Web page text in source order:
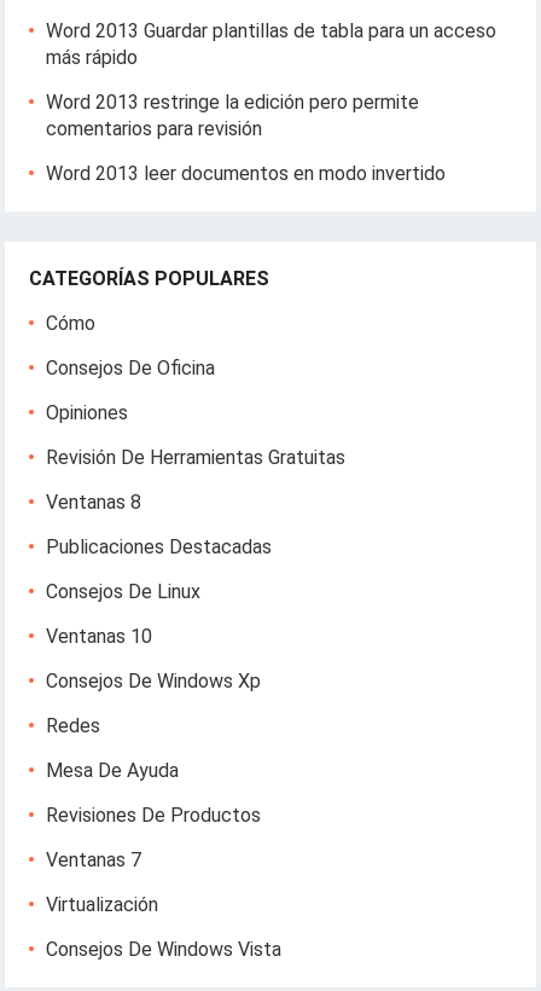
Word 2013 Guardar plantillas de tabla para un acceso
más rápido
Word 2013 restringe la edición pero permite
comentarios para revisión
Word 2013 leer documentos en modo invertido
CATEGORÍAS POPULARES
Cómo
Consejos De Oficina
Opiniones
Revisión De Herramientas Gratuitas
Ventanas 8
Publicaciones Destacadas
Consejos De Linux
Ventanas 10
Consejos De Windows Xp
Redes
Mesa De Ayuda
Revisiones De Productos
Ventanas 7
Virtualización
Consejos De Windows Vista